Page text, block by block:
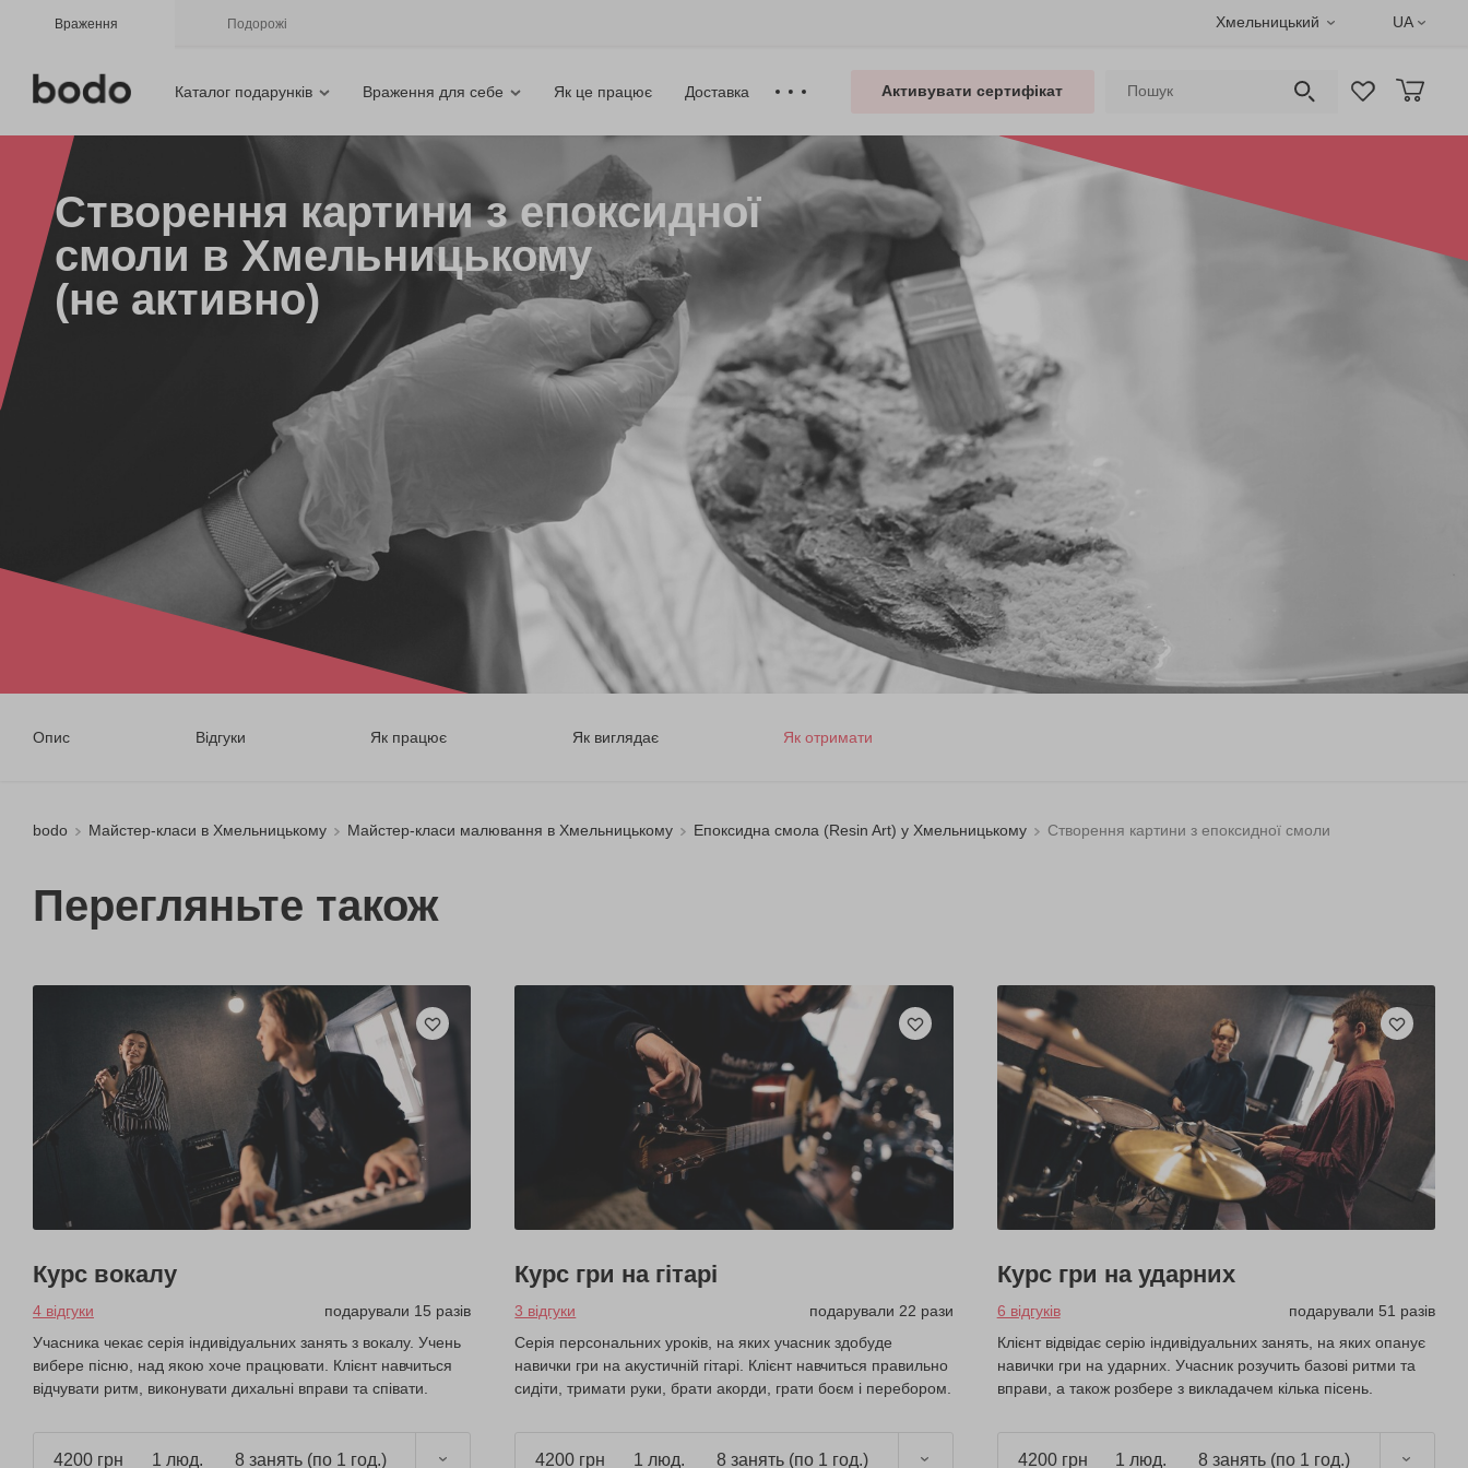
Враження Подорожі Хмельницький UA
Каталог подарунків Враження для себе Як це працює Доставка Активувати сертифікат
Створення картини з епоксидної
смоли в Хмельницькому
(не активно)
Опис Відгуки Як працює Як виглядає Як отримати
bodo Майстер-класи в Хмельницькому Майстер-класи малювання в Хмельницькому Епоксидна смола (Resin Art) у Хмельницькому Створення картини з епоксидної смоли
Перегляньте також
Курс вокалу
4 відгуки
подарували 15 разів
Учасника чекає серія індивідуальних занять з вокалу. Учень
вибере пісню, над якою хоче працювати. Клієнт навчиться
відчувати ритм, виконувати дихальні вправи та співати.
4200 грн 1 люд. 8 занять (по 1 год.)
Курс гри на гітарі
3 відгуки
подарували 22 рази
Серія персональних уроків, на яких учасник здобуде
навички гри на акустичній гітарі. Клієнт навчиться правильно
сидіти, тримати руки, брати акорди, грати боєм і перебором.
4200 грн 1 люд. 8 занять (по 1 год.)
Курс гри на ударних
6 відгуків
подарували 51 разів
Клієнт відвідає серію індивідуальних занять, на яких опанує
навички гри на ударних. Учасник розучить базові ритми та
вправи, а також розбере з викладачем кілька пісень.
4200 грн 1 люд. 8 занять (по 1 год.)